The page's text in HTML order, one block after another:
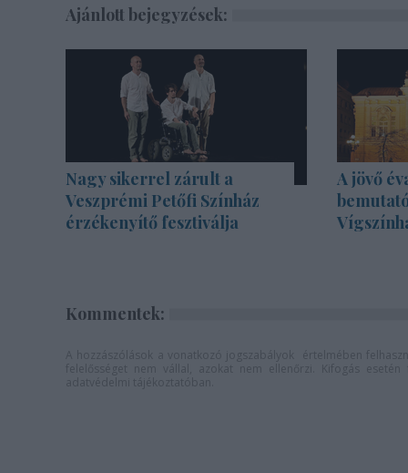
Ajánlott bejegyzések:
Nagy sikerrel zárult a
Veszprémi Petőfi Színház
érzékenyítő fesztiválja
A jövő
Kommentek: